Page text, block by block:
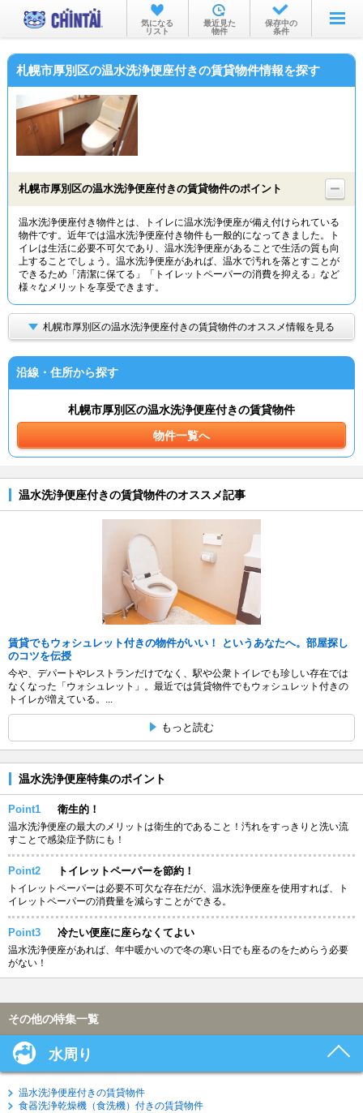
お部屋を探す
沿線・駅から
物件特集から
TOP
気になる
リスト
最近見た
物件
保存中の
条件
札幌市厚別区の温水洗浄便座付きの賃貸物件情報を探す
札幌市厚別区の温水洗浄便座付きの賃貸物件のポイント
温水洗浄便座付き物件とは、トイレに温水洗浄便座が備え付けられている
物件です。近年では温水洗浄便座付き物件も一般的になってきました。ト
イレは生活に必要不可欠であり、温水洗浄便座があることで生活の質も向
上することでしょう。温水洗浄便座があれば、温水で汚れを落とすことが
できるため「清潔に保てる」「トイレットペーパーの消費を抑える」など
様々なメリットを享受できます。
札幌市厚別区の温水洗浄便座付きの賃貸物件のオススメ情報を見る
沿線・住所から探す
札幌市厚別区の温水洗浄便座付きの賃貸物件
物件一覧へ
温水洗浄便座付きの賃貸物件のオススメ記事
賃貸でもウォシュレット付きの物件がいい！ というあなたへ。部屋探し
のコツを伝授
今や、デパートやレストランだけでなく、駅や公衆トイレでも珍しい存在では
なくなった「ウォシュレット」。最近では賃貸物件でもウォシュレット付きの
トイレが増えている。...
もっと読む
温水洗浄便座特集のポイント
Point1 衛生的！
温水洗浄便座の最大のメリットは衛生的であること！汚れをすっきりと洗い流
すことで感染症予防にも！
Point2 トイレットペーパーを節約！
トイレットペーパーは必要不可欠な存在だが、温水洗浄便座を使用すれば、ト
イレットペーパーの消費量を減らすことができる。
Point3 冷たい便座に座らなくてよい
温水洗浄便座があれば、年中暖かいので冬の寒い日でも座るのをためらう必要
がない！
その他の特集一覧
水周り
温水洗浄便座付きの賃貸物件
食器洗浄乾燥機（食洗機）付きの賃貸物件